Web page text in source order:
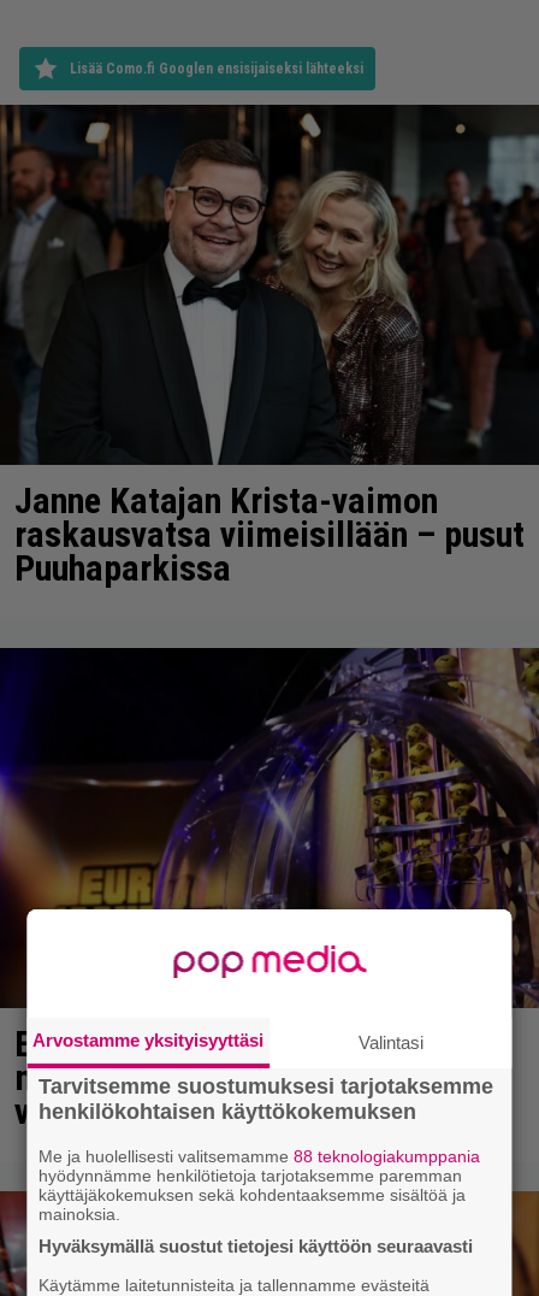
Lisää Como.fi Googlen ensisijaiseksi lähteeksi
Janne Katajan Krista-vaimon
raskausvatsa viimeisillään – pusut
Puuhaparkissa
Eurojackpotissa poksahti 32,7
miljoonaa, ja tänne Suomen isoin
voitto meni
Arvostamme yksityisyyttäsi Valintasi
Tarvitsemme suostumuksesi tarjotaksemme
henkilökohtaisen käyttökokemuksen
Me ja huolellisesti valitsemamme88 teknologiakumppania
hyödynnämme henkilötietoja tarjotaksemme paremman
käyttäjäkokemuksen sekä kohdentaaksemme sisältöä ja
mainoksia.
Hyväksymällä suostut tietojesi käyttöön seuraavasti
Käytämme laitetunnisteita ja tallennamme evästeitä